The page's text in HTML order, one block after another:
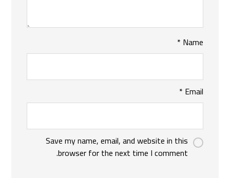
Name
*
Email
*
Save my name, email, and website in this
browser for the next time I comment.